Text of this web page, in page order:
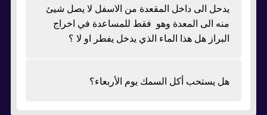
يدحل الى داخل المقعدة من الاسفل لا يصل شيئ
منه الى المعدة وهو فقط للمساعدة في اخراج
البراز هل هذا الماء الذي يدخل يفطر او لا ؟
هل يستحب أكل السمك يوم الأربعاء؟